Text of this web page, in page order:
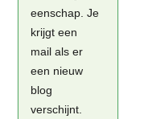
eenschap. Je
krijgt een
mail als er
een nieuw
blog
verschijnt.